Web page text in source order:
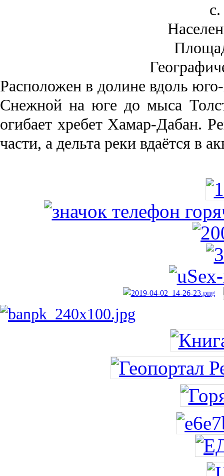
Рас­положен в долине вдоль
Снежной на юге до мыса
огибает хребет Хамар-Дабан.
части, а дельта реки вда­ётся в